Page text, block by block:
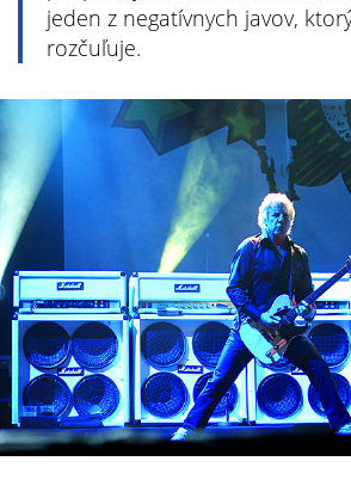
jeden z negatívnych javov,
rozčuľuje.